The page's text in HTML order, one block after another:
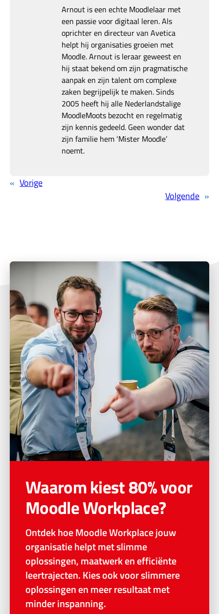
Arnout is een echte Moodlelaar met
een passie voor digitaal leren. Als
oprichter en directeur van Avetica
helpt hij organisaties groeien met
Moodle. Arnout is leraar geweest en
hij staat bekend om zijn pragmatische
aanpak en zijn talent om complexe
zaken begrijpelijk te maken. Sinds
2005 heeft hij alle Nederlandstalige
MoodleMoots bezocht en regelmatig
zijn kennis gedeeld. Geen wonder dat
zijn familie hem ‘Mister Moodle’
noemt.
« Vorige
Volgende »
Waarom kiest 80% voor
Moodle Workplace?
Ontdek hoe Moodle Workplace jouw
organisatie helpt met slimme
oplossingen, maatwerk en efficiënte
leertrajecten. Kies ook voor slimmere
oplossingen en meer resultaat met
minder inspanning.